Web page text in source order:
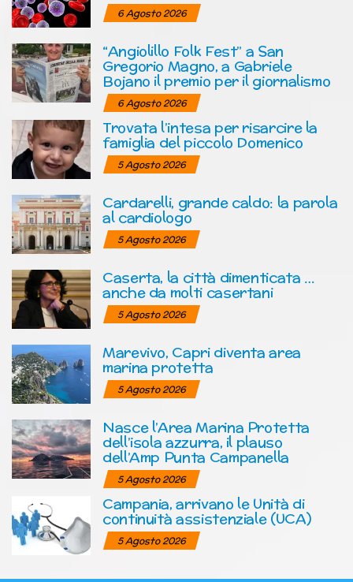
6 Agosto 2026
“Angiolillo Folk Fest” a San
Gregorio Magno, a Gabriele
Bojano il premio per il giornalismo
6 Agosto 2026
Trovata l’intesa per risarcire la
famiglia del piccolo Domenico
5 Agosto 2026
Cardarelli, grande caldo: la parola
al cardiologo
5 Agosto 2026
Caserta, la città dimenticata …
anche da molti casertani
5 Agosto 2026
Marevivo, Capri diventa area
marina protetta
5 Agosto 2026
Nasce l’Area Marina Protetta
dell’isola azzurra, il plauso
dell’Amp Punta Campanella
5 Agosto 2026
Campania, arrivano le Unità di
continuità assistenziale (UCA)
5 Agosto 2026